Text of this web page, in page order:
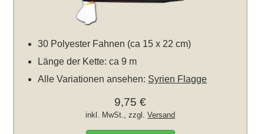
30 Polyester Fahnen (ca 15 x 22 cm)
Länge der Kette: ca 9 m
Alle Variationen ansehen: Syrien Flagge
9,75 €
inkl. MwSt., zzgl.Versand